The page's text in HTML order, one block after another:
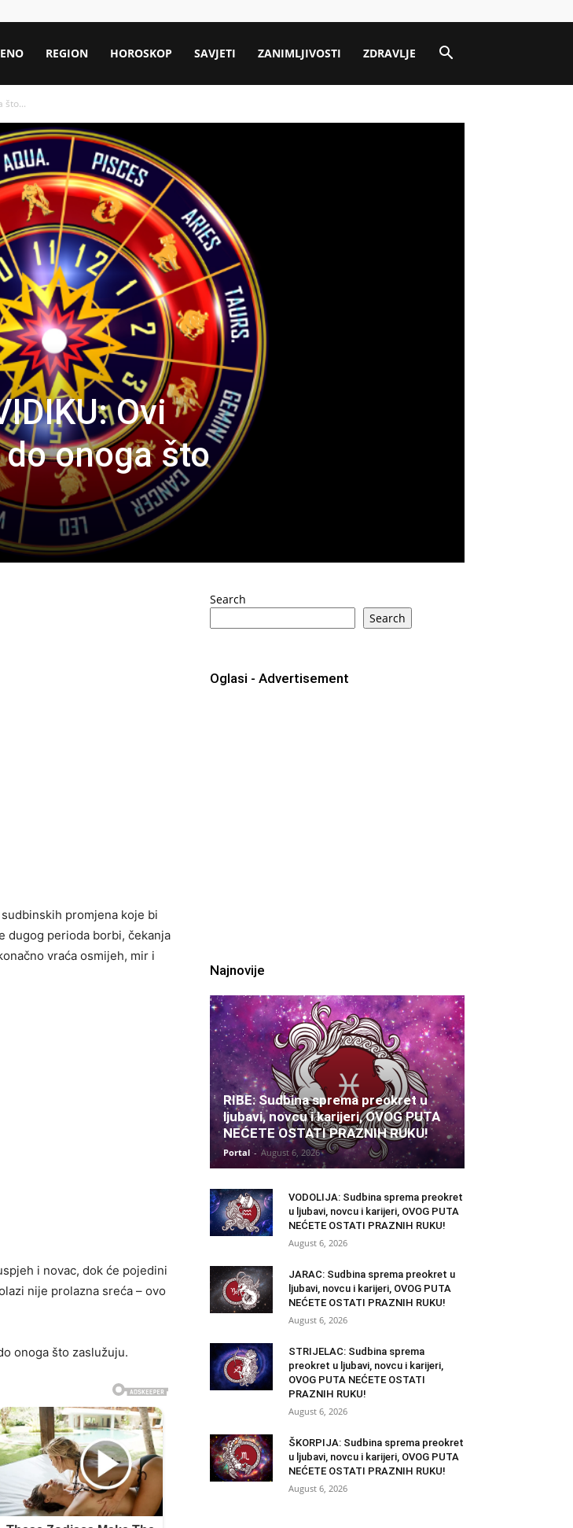
REGION HOROSKOP SAVJETI ZANIMLJIVOSTI ZDRAVLJE
što...
Ovi
onoga što
promjena koje bi
dugog perioda borbi, čekanja
vraća osmijeh, mir i
i novac, dok će pojedini
nije prolazna sreća – ovo
onoga što zaslužuju.
Search
Search
Oglasi - Advertisement
Najnovije
RIBE: Sudbina sprema preokret u
ljubavi, novcu i karijeri, OVOG PUTA
NEĆETE OSTATI PRAZNIH RUKU!
Portal - August 6, 2026
VODOLIJA: Sudbina sprema preokret
u ljubavi, novcu i karijeri, OVOG PUTA
NEĆETE OSTATI PRAZNIH RUKU!
August 6, 2026
JARAC: Sudbina sprema preokret u
ljubavi, novcu i karijeri, OVOG PUTA
NEĆETE OSTATI PRAZNIH RUKU!
August 6, 2026
STRIJELAC: Sudbina sprema
preokret u ljubavi, novcu i karijeri,
OVOG PUTA NEĆETE OSTATI
PRAZNIH RUKU!
August 6, 2026
ŠKORPIJA: Sudbina sprema preokret
u ljubavi, novcu i karijeri, OVOG PUTA
NEĆETE OSTATI PRAZNIH RUKU!
August 6, 2026